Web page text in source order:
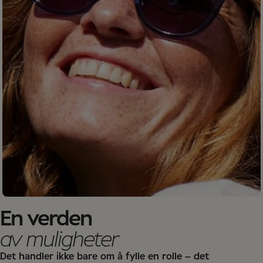
En verden
av muligheter
Det handler ikke bare om å fylle en rolle – det